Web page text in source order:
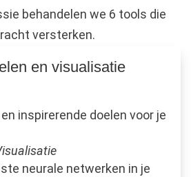
behandelen we 6 tools die
versterken.
en visualisatie
inspirerende doelen voor je
neurale netwerken in je